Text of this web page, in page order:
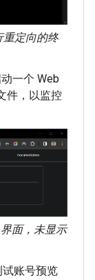
重定向的终
一个 Web
件，以监控
面，未显示
账号预览